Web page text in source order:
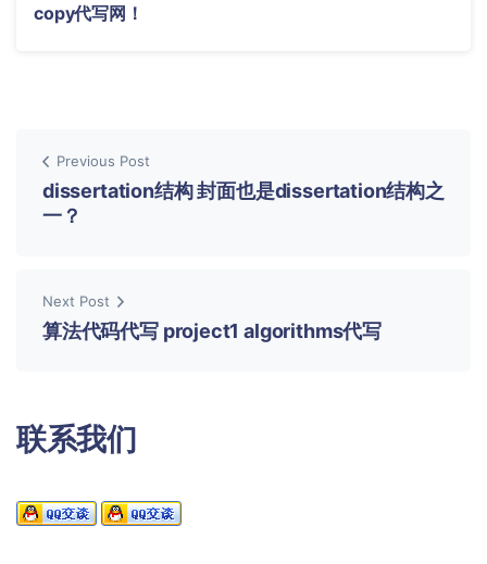
copy代写网！
Previous Post
dissertation结构 封面也是dissertation结构之
一？
Next Post
算法代码代写 project1 algorithms代写
联系我们